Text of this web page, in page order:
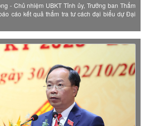
- Chủ nhiệm UBKT Tỉnh ủy, Trưởng ban Thẩm
cáo kết quả thẩm tra tư cách đại biểu dự Đại